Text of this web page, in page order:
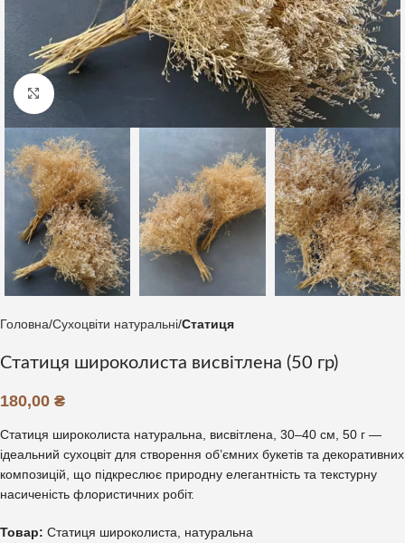
Клацніть, щоб збільшити
Головна Сухоцвіти натуральні Статиця
Статиця широколиста висвітлена (50 гр)
180,00 ₴
Статиця широколиста натуральна, висвітлена, 30–40 см, 50 г —
ідеальний сухоцвіт для створення об’ємних букетів та декоративних
композицій, що підкреслює природну елегантність та текстурну
насиченість флористичних робіт.
Товар: Статиця широколиста, натуральна